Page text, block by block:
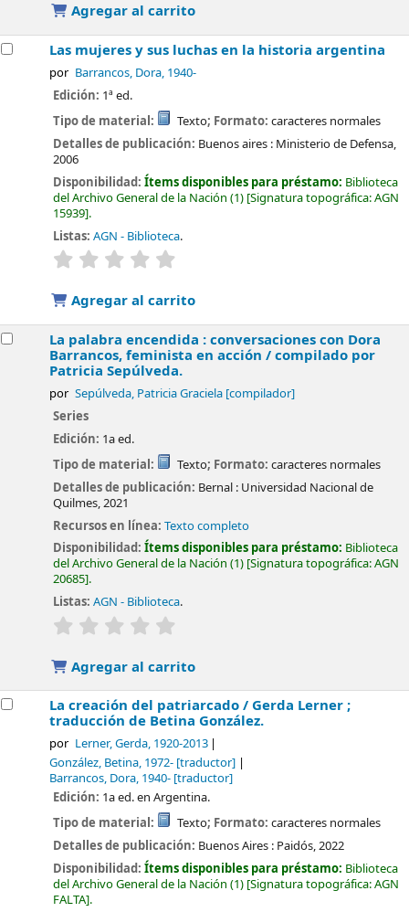
Agregar al carrito
Las mujeres y sus luchas en la historia argentina
por Barrancos, Dora, 1940-
Edición: 1ª ed.
Tipo de material:
Texto; Formato: caracteres normales
Detalles de publicación: Buenos aires : Ministerio de Defensa,
2006
Disponibilidad:Ítems disponibles para préstamo: Biblioteca
del Archivo General de la Nación (1) Signatura topográfica:AGN
15939 .
Listas: AGN - Biblioteca.
valoración
Agregar al carrito
La palabra encendida : conversaciones con Dora
Barrancos, feminista en acción /compilado por
Patricia Sepúlveda.
por Sepúlveda, Patricia Graciela[compilador]
Series
Edición: 1a ed.
Tipo de material:
Texto; Formato: caracteres normales
Detalles de publicación: Bernal : Universidad Nacional de
Quilmes,2021
Recursos en línea:Texto completo
Disponibilidad:Ítems disponibles para préstamo: Biblioteca
del Archivo General de la Nación (1) Signatura topográfica:AGN
20685 .
Listas: AGN - Biblioteca.
valoración
Agregar al carrito
La creación del patriarcado / Gerda Lerner ;
traducción de Betina González.
por Lerner, Gerda, 1920-2013
González, Betina, 1972- [traductor]
Barrancos, Dora, 1940- [traductor]
Edición: 1a ed. en Argentina.
Tipo de material:
Texto; Formato: caracteres normales
Detalles de publicación: Buenos Aires : Paidós,2022
Disponibilidad:Ítems disponibles para préstamo: Biblioteca
del Archivo General de la Nación (1) Signatura topográfica:AGN
FALTA .